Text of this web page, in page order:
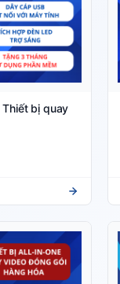
Thiết bị quay